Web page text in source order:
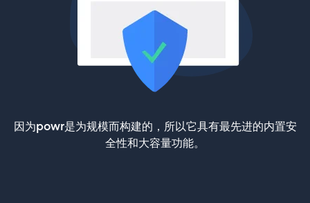
因为powr是为规模而构建的，所以它具有最先进的内置安
全性和大容量功能。